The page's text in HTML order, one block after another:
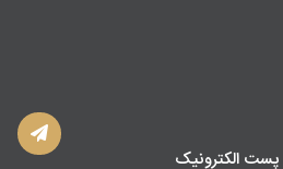
پست الکترونیک